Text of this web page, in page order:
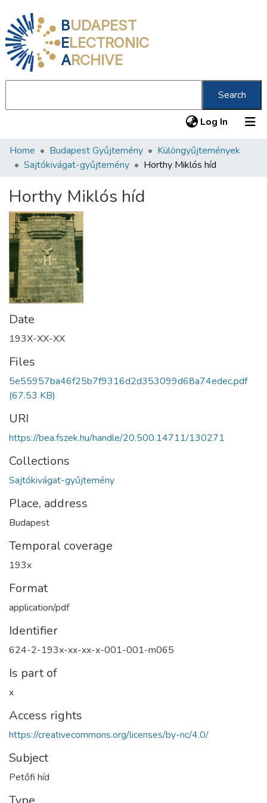
BUDAPEST
ELECTRONIC
ARCHIVE
Search
Log In (current)
Communities & Collections
Statistics
About us
Home Budapest Gyűjtemény
Különgyűjtemények
Sajtókivágat-gyűjtemény
Horthy Miklós híd
Horthy Miklós híd
Date
193X-XX-XX
Files
5e55957ba46f25b7f9316d2d353099d68a74edec.pdf
(67.53 KB)
URI
https://bea.fszek.hu/handle/20.500.14711/130271
Collections
Sajtókivágat-gyűjtemény
Place, address
Budapest
Temporal coverage
193x
Format
application/pdf
Identifier
624-2-193x-xx-xx-x-001-001-m065
Is part of
x
Access rights
https://creativecommons.org/licenses/by-nc/4.0/
Subject
Petőfi híd